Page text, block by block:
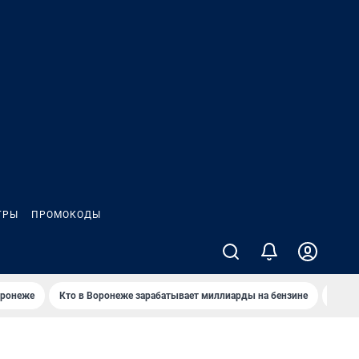
ПРОМОКОДЫ
Кто в Воронеже зарабатывает миллиарды на бензине